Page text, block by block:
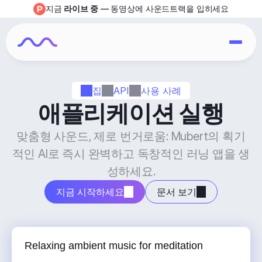
집 API 사용 사례
애플리케이션 실행
맞춤형 사운드, 제로 번거로움: Mubert의 획기
적인 AI로 즉시 완벽하고 독창적인 러닝 앱을 생
성하세요.
지금 시작하세요 문서 보기
지금 라이브 중 — 동영상에 사운드트랙을 입히세요